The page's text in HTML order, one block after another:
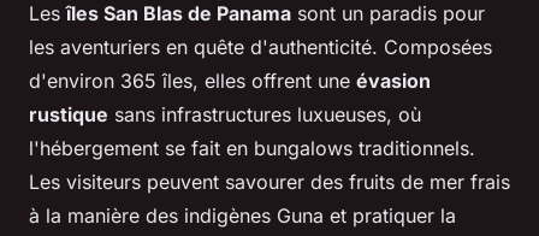
Lesîles San Blas de Panama sont un paradis pour
les aventuriers en quête d'authenticité. Composées
d'environ 365 îles, elles offrent une évasion
rustique sans infrastructures luxueuses, où
l'hébergement se fait en bungalows traditionnels.
Les visiteurs peuvent savourer des fruits de mer frais
à la manière des indigènes Guna et pratiquer la